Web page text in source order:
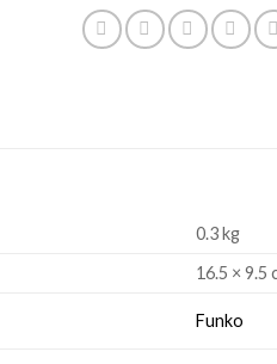
0.3 kg
16.5 × 9.5
Funko